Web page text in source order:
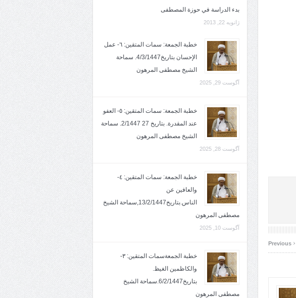
‹
بدء الدراسة في حوزة المصطفى
ژانویه 22, 2013
خطبة الجمعة: سمات المتقين: ٦- عمل
الإحسان بتاريخ4/3/1447. سماحة
الشيخ مصطفى المرهون
آگوست 29, 2025
خطبة الجمعة: سمات المتقين: ٥- العفو
عند المقدرة. بتاريخ 27 2/1447. سماحة
الشيخ مصطفى المرهون
آگوست 28, 2025
خطبة الجمعة: سمات المتقين: ٤-
والعافين عن
الناس.بتاريخ13/2/1447,سماحة الشيخ
مصطفى المرهون
آگوست 10, 2025
خطبة الجمعةسمات المتقين: ٣-
والكاظمين الغيظ.
بتاريخ6/2/1447.سماحة الشيخ
مصطفى المرهون